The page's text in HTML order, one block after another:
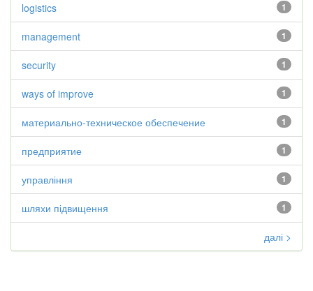
1
logistics
1
management
1
security
1
ways of improve
1
материально-техническое обеспечение
1
предприятие
1
управління
1
шляхи підвищення
далі >